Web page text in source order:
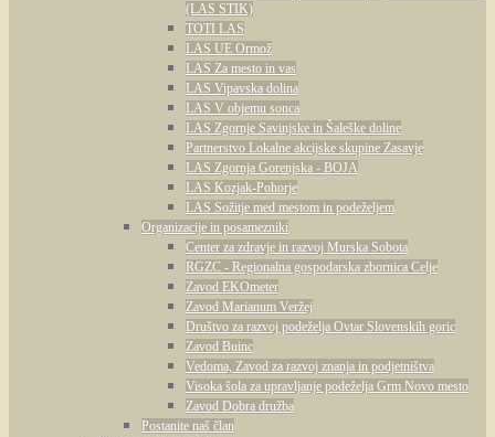
(LAS STIK)
TOTI LAS
LAS UE Ormož
LAS Za mesto in vas
LAS Vipavska dolina
LAS V objemu sonca
LAS Zgornje Savinjske in Šaleške doline
Partnerstvo Lokalne akcijske skupine Zasavje
LAS Zgornja Gorenjska - BOJA
LAS Kozjak-Pohorje
LAS Sožitje med mestom in podeželjem
Organizacije in posamezniki
Center za zdravje in razvoj Murska Sobota
RGZC - Regionalna gospodarska zbornica Celje
Zavod EKOmeter
Zavod Marianum Veržej
Društvo za razvoj podeželja Ovtar Slovenskih goric
Zavod Buinc
Vedoma, Zavod za razvoj znanja in podjetništva
Visoka šola za upravljanje podeželja Grm Novo mesto
Zavod Dobra družba
Postanite naš član